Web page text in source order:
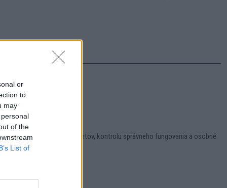
or
to
may
of the
List of
prevádzku.
potrebných komponentov, kontrolu správneho fungovania a osobné